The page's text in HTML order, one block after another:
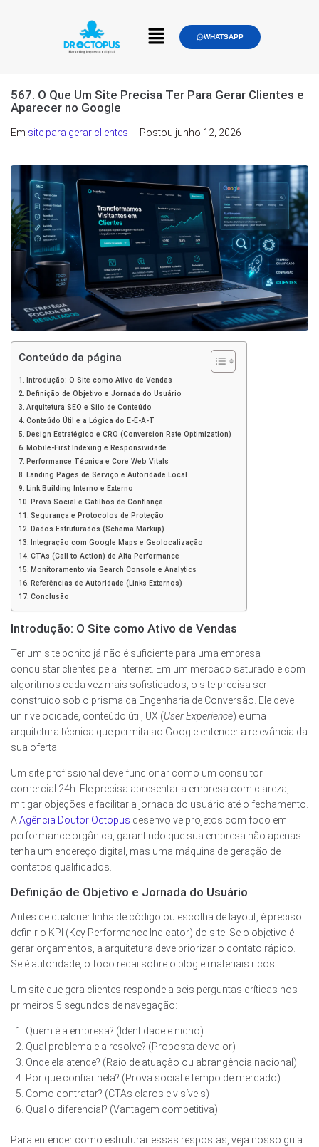
WHATSAPP
567. O Que Um Site Precisa Ter Para Gerar Clientes e
Aparecer no Google
Em site para gerar clientes Postou junho 12, 2026
Conteúdo da página
Introdução: O Site como Ativo de Vendas
Definição de Objetivo e Jornada do Usuário
Arquitetura SEO e Silo de Conteúdo
Conteúdo Útil e a Lógica do E-E-A-T
Design Estratégico e CRO (Conversion Rate Optimization)
Mobile-First Indexing e Responsividade
Performance Técnica e Core Web Vitals
Landing Pages de Serviço e Autoridade Local
Link Building Interno e Externo
Prova Social e Gatilhos de Confiança
Segurança e Protocolos de Proteção
Dados Estruturados (Schema Markup)
Integração com Google Maps e Geolocalização
CTAs (Call to Action) de Alta Performance
Monitoramento via Search Console e Analytics
Referências de Autoridade (Links Externos)
Conclusão
Introdução: O Site como Ativo de Vendas
Ter um site bonito já não é suficiente para uma empresa
conquistar clientes pela internet. Em um mercado saturado e com
algoritmos cada vez mais sofisticados, o site precisa ser
construído sob o prisma da Engenharia de Conversão. Ele deve
unir velocidade, conteúdo útil, UX (User Experience) e uma
arquitetura técnica que permita ao Google entender a relevância da
sua oferta.
Um site profissional deve funcionar como um consultor
comercial 24h. Ele precisa apresentar a empresa com clareza,
mitigar objeções e facilitar a jornada do usuário até o fechamento.
AAgência Doutor Octopus desenvolve projetos com foco em
performance orgânica, garantindo que sua empresa não apenas
tenha um endereço digital, mas uma máquina de geração de
contatos qualificados.
Definição de Objetivo e Jornada do Usuário
Antes de qualquer linha de código ou escolha de layout, é preciso
definir o KPI (Key Performance Indicator) do site. Se o objetivo é
gerar orçamentos, a arquitetura deve priorizar o contato rápido.
Se é autoridade, o foco recai sobre o blog e materiais ricos.
Um site que gera clientes responde a seis perguntas críticas nos
primeiros 5 segundos de navegação:
Quem é a empresa? (Identidade e nicho)
Qual problema ela resolve? (Proposta de valor)
Onde ela atende? (Raio de atuação ou abrangência nacional)
Por que confiar nela? (Prova social e tempo de mercado)
Como contratar? (CTAs claros e visíveis)
Qual o diferencial? (Vantagem competitiva)
Para entender como estruturar essas respostas, veja nosso guia